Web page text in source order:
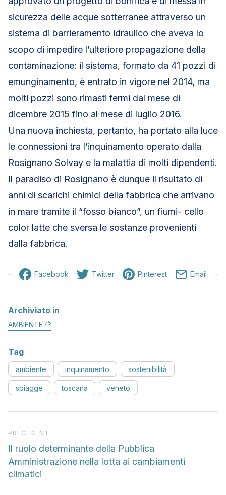
sicurezza delle acque sotterranee attraverso un
sistema di barrieramento idraulico che aveva lo
scopo di impedire l’ulteriore propagazione della
contaminazione: il sistema, formato da 41 pozzi di
emunginamento, è entrato in vigore nel 2014, ma
molti pozzi sono rimasti fermi dal mese di
dicembre 2015 fino al mese di luglio 2016.
Una nuova inchiesta, pertanto, ha portato alla luce
le connessioni tra l’inquinamento operato dalla
Rosignano Solvay e la malattia di molti dipendenti.
Il paradiso di Rosignano è dunque il risultato di
anni di scarichi chimici della fabbrica che arrivano
in mare tramite il “fosso bianco”, un fiumi- cello
color latte che sversa le sostanze provenienti
dalla fabbrica.
Facebook Twitter Pinterest Email
Archiviato in
AMBIENTE175
Tag
ambiente inquinamento sostenibilità
spiagge toscana veneto
Articolo precedente
PRECEDENTE
Il ruolo determinante della Pubblica
Amministrazione nella lotta ai cambiamenti
climatici